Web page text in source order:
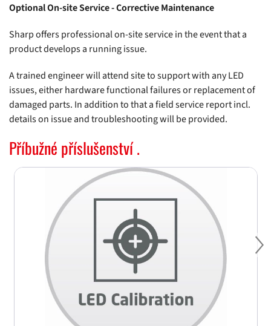
Optional On-site Service - Corrective Maintenance
Sharp offers professional on-site service in the event that a
product develops a running issue.
A trained engineer will attend site to support with any LED
issues, either hardware functional failures or replacement of
damaged parts. In addition to that a field service report incl.
details on issue and troubleshooting will be provided.
Příbužné příslušenství .